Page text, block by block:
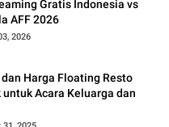
Gratis Indonesia vs
AFF 2026
2026
Harga Floating Resto
untuk Acara Keluarga dan